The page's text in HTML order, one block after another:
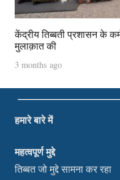
केंद्रीय तिब्बती प्रशासन के
मुलाक़ात की
3 months ago
हमारे बारे में
महत्वपूर्ण मुद्दे
तिब्बत जो मुद्दे सामना कर रहा